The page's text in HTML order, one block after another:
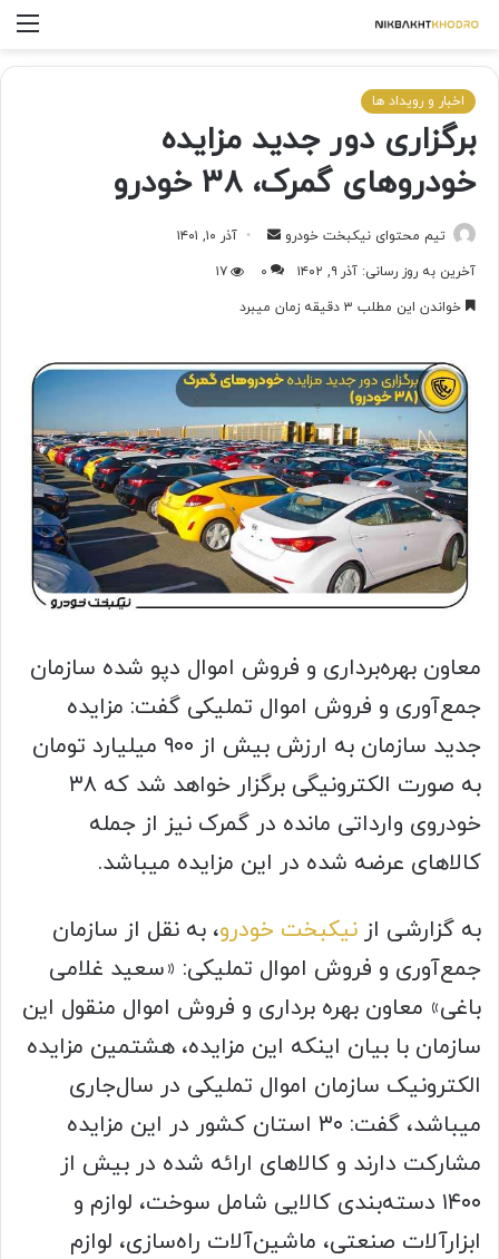
اخبار و رویداد ها
برگزاری دور جدید مزایده
خودروهای گمرک، ۳۸ خودرو
تیم محتوای نیکبخت خودرو
آذر ۱۰, ۱۴۰۱
آخرین به روز رسانی: آذر ۹, ۱۴۰۲
۰
۱۷
خواندن این مطلب ۳ دقیقه زمان میبرد
معاون بهره‌برداری و فروش اموال دپو شده سازمان
جمع‌آوری و فروش اموال تملیکی گفت: مزایده
جدید سازمان به ارزش بیش از ۹۰۰ میلیارد تومان
به صورت الکترونیگی برگزار خواهد شد که ۳۸
خودروی وارداتی مانده در گمرک نیز از جمله
کالاهای عرضه شده در این مزایده میباشد.
به گزارشی از نیکبخت خودرو، به نقل از سازمان
جمع‌آوری و فروش اموال تملیکی: «سعید غلامی
باغی» معاون بهره برداری و فروش اموال منقول این
سازمان با بیان اینکه این مزایده، هشتمین مزایده
الکترونیک سازمان اموال تملیکی در سال‌جاری
میباشد، گفت: ۳۰ استان کشور در این مزایده
مشارکت دارند و کالاهای ارائه شده در بیش از
۱۴۰۰ دسته‌بندی کالایی شامل سوخت، لوازم و
ابزارآلات صنعتی، ماشین‌آلات راه‌سازی، لوازم